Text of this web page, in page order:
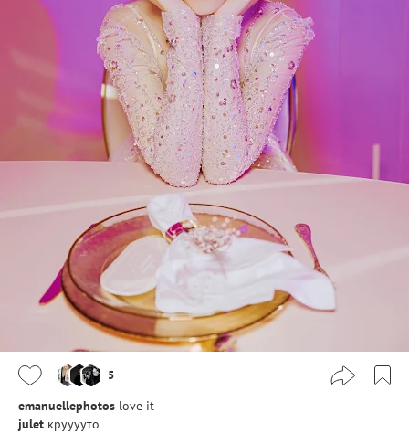
5
emanuellephotos love it
julet крууууто